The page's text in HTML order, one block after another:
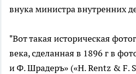
внука министра внутренних
"Вот такая историческая
века, сделанная в 1896 г в
и Ф. Шрадеръ» («H. Rentz & F.